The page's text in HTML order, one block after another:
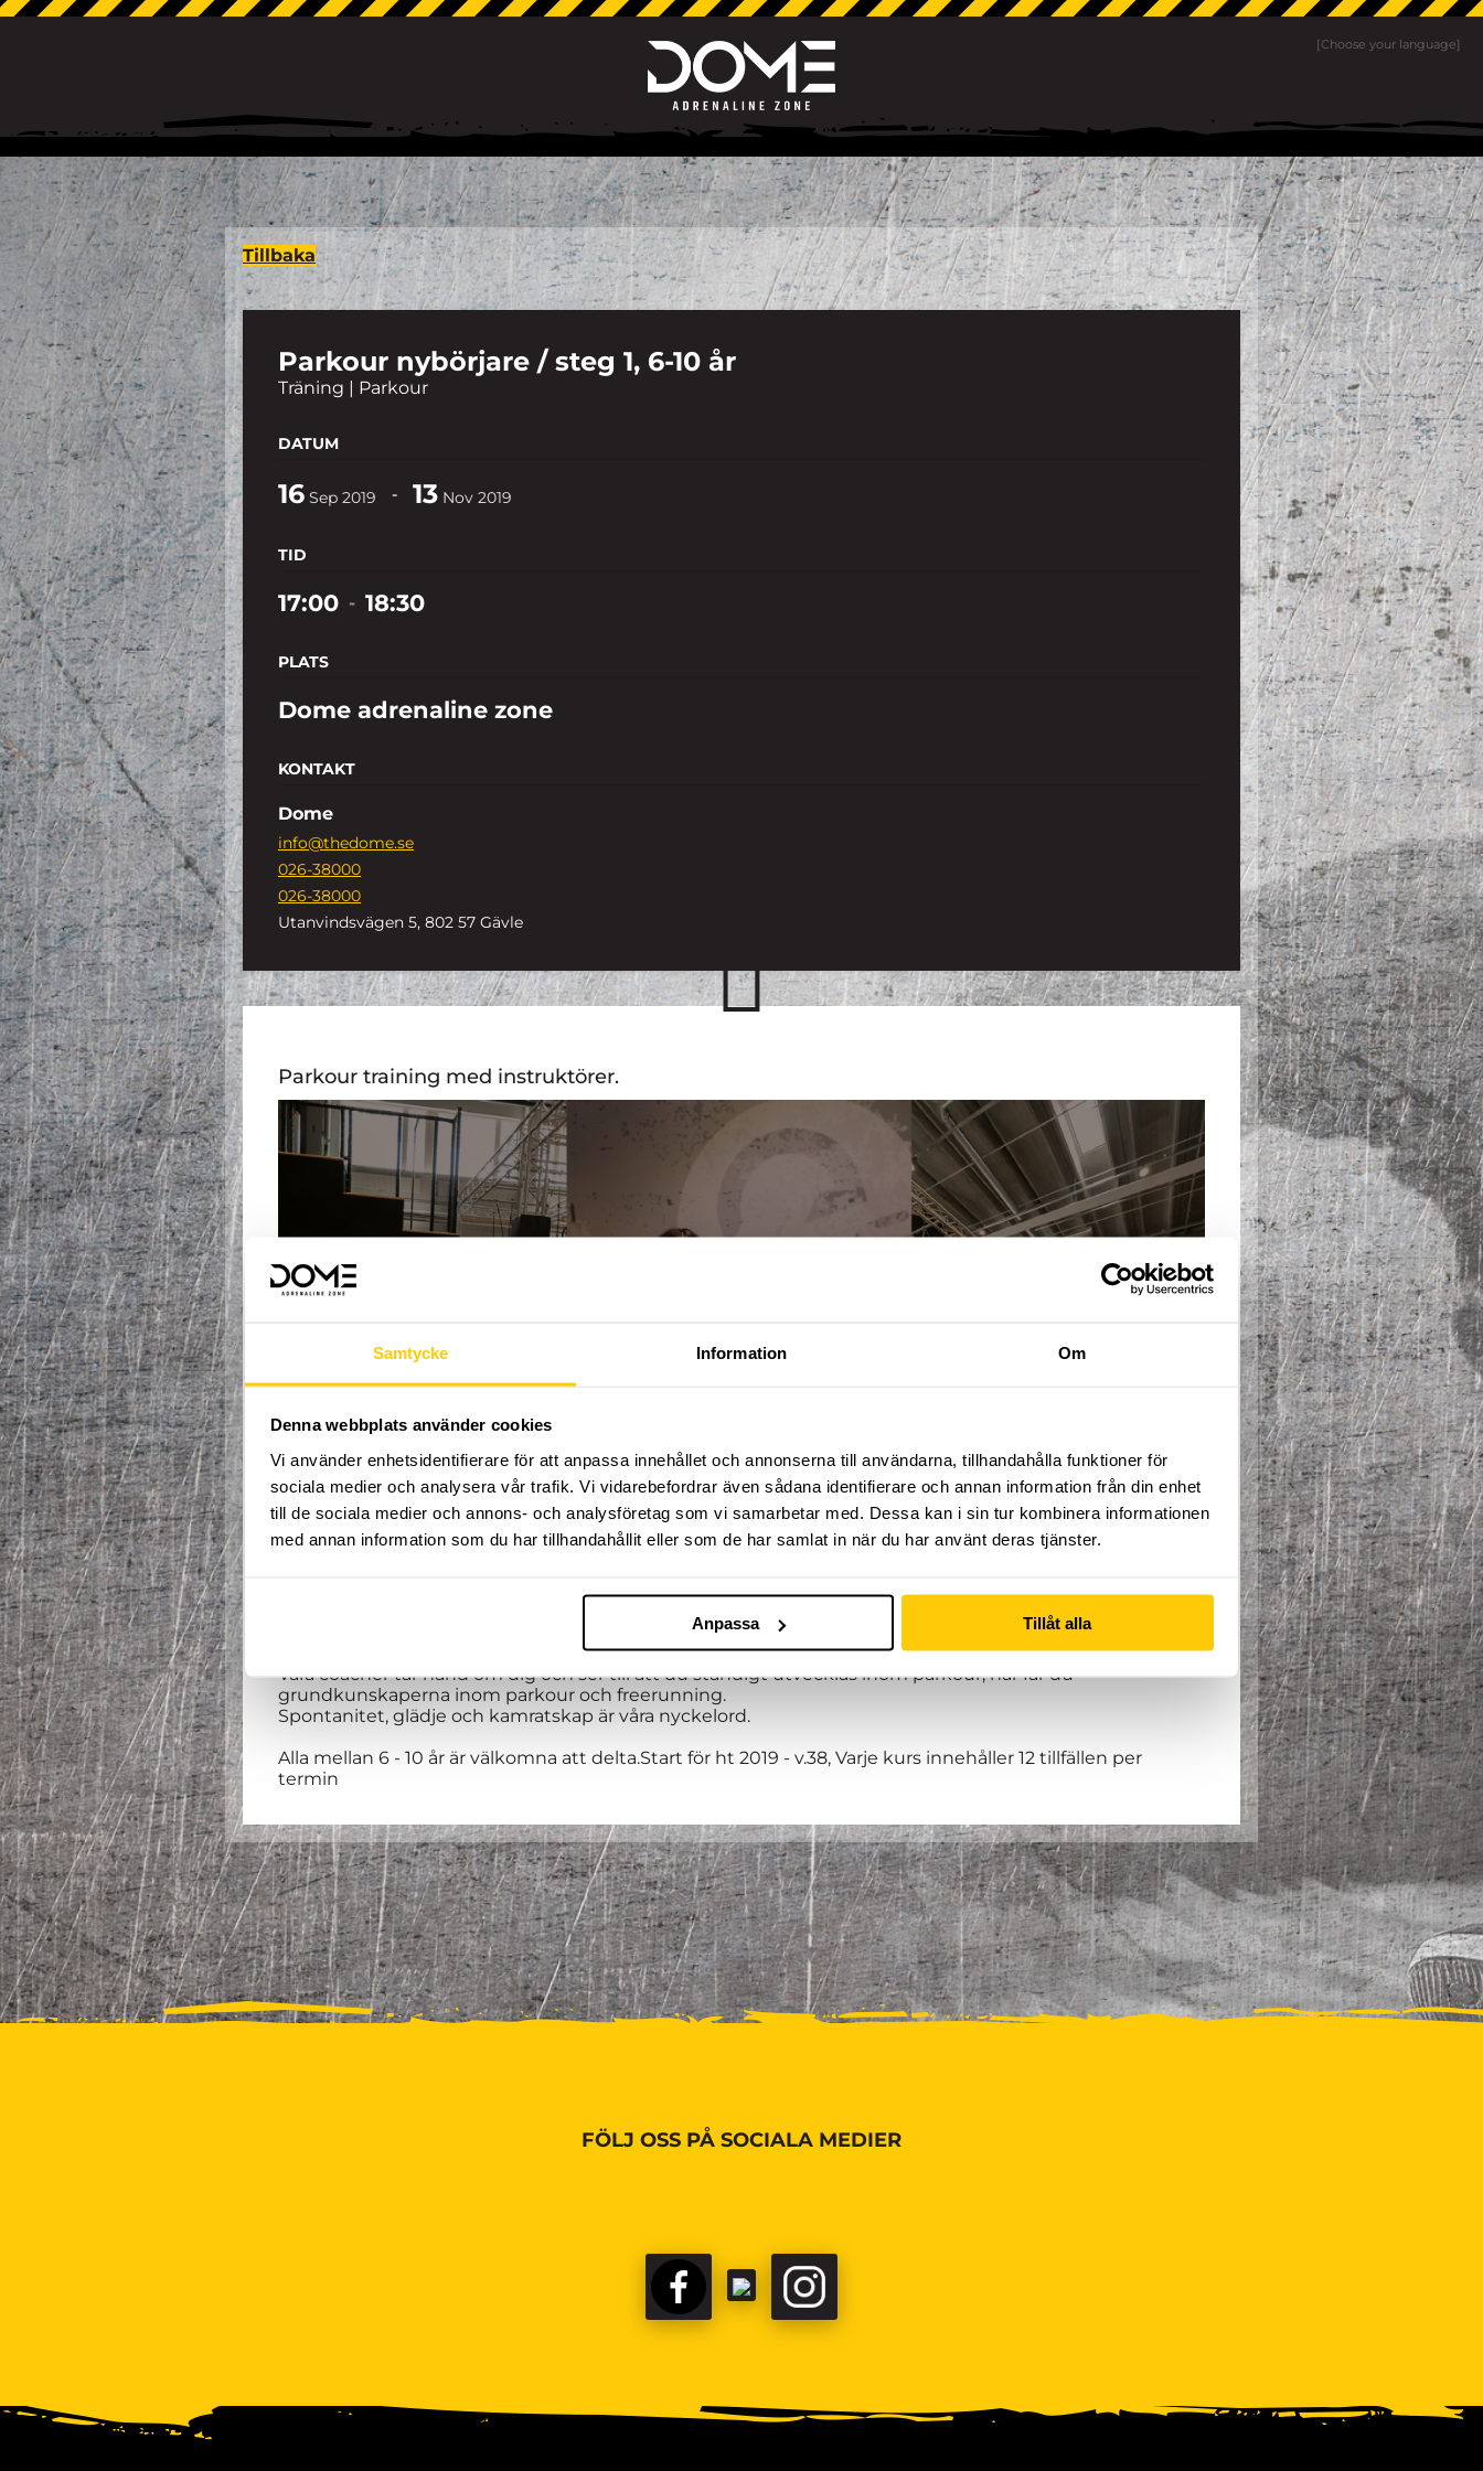
Samtycke Information Om
Denna webbplats använder cookies
Vi använder enhetsidentifierare för att anpassa innehållet och annonserna till användarna, tillhandahålla funktioner för
sociala medier och analysera vår trafik. Vi vidarebefordrar även sådana identifierare och annan information från din enhet
till de sociala medier och annons- och analysföretag som vi samarbetar med. Dessa kan i sin tur kombinera informationen
med annan information som du har tillhandahållit eller som de har samlat in när du har använt deras tjänster.
Anpassa Tillåt alla
[Choose your language]
Tillbaka
Parkour nybörjare / steg 1, 6-10 år
Träning | Parkour
DATUM
16 Sep 2019 - 13 Nov 2019
TID
17:00 - 18:30
PLATS
Dome adrenaline zone
KONTAKT
Dome
info@thedome.se
026-38000
026-38000
Utanvindsvägen 5, 802 57 Gävle
Parkour training med instruktörer.
Välkommen till en ny termin med organiserad träning, fylld av adrenalin och uppfinningsrikedom.
Våra coacher tar hand om dig och ser till att du ständigt utvecklas inom parkour, här får du
grundkunskaperna inom parkour och freerunning.
Spontanitet, glädje och kamratskap är våra nyckelord.
Alla mellan 6 - 10 år är välkomna att delta.Start för ht 2019 - v.38, Varje kurs innehåller 12 tillfällen per
termin
FÖLJ OSS PÅ SOCIALA MEDIER
FACEBOOKTIKTOK